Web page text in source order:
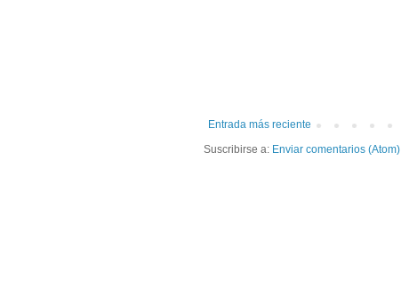
Entrada más reciente
Suscribirse a: Enviar comentarios (Atom)